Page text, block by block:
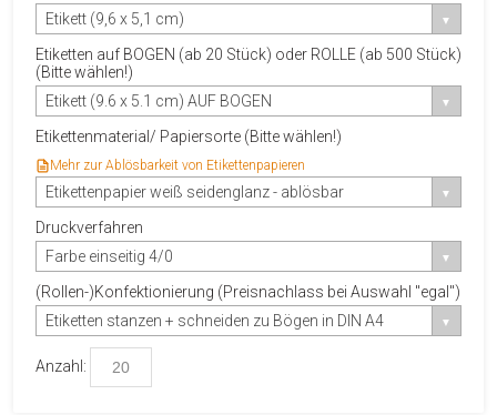
Etikett (9,6 x 5,1 cm)
Etiketten auf BOGEN (ab 20 Stück) oder ROLLE (ab 500 Stück)
(Bitte wählen!)
Etikett (9.6 x 5.1 cm) AUF BOGEN
Etikettenmaterial/ Papiersorte (Bitte wählen!)
Mehr zur Ablösbarkeit von Etikettenpapieren
Etikettenpapier weiß seidenglanz - ablösbar
Druckverfahren
Farbe einseitig 4/0
(Rollen-)Konfektionierung (Preisnachlass bei Auswahl "egal")
Etiketten stanzen + schneiden zu Bögen in DIN A4
Anzahl: